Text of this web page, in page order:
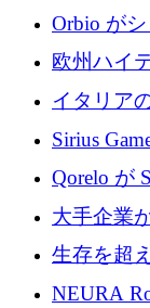
アグリテ
するファ
に到達
Orbio が
AI 労働力
欧州ハイ
取引と5
イタリア
速するた
Sirius
ために
Qorelo が
ドルを調
大手企業
Vanta を
生存を超
ように再
NEURA